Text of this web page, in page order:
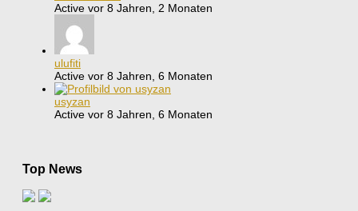
Active vor 8 Jahren, 2 Monaten
ulufiti
Active vor 8 Jahren, 6 Monaten
usyzan
Active vor 8 Jahren, 6 Monaten
Top News